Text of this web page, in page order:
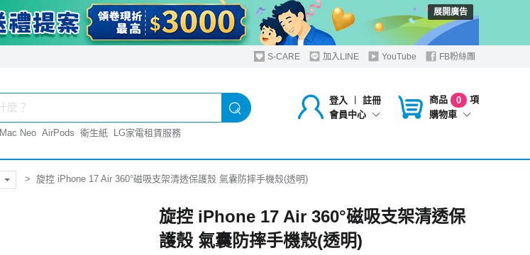
展開廣告
S-CARE 加入LINE YouTube FB粉絲團
登入 ︱
註冊
會員中心
商品 0
項
購物車
Mac Neo AirPods 衛生紙 LG家電租賃服務
旋控 iPhone 17 Air 360°磁吸支架清透保護殼 氣囊防摔手機殼(透明)
旋控 iPhone 17 Air 360°磁吸支架清透保
護殼 氣囊防摔手機殼(透明)